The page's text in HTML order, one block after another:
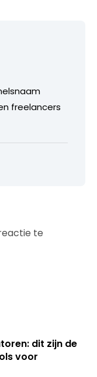
freelancers
te
dit zijn de
voor